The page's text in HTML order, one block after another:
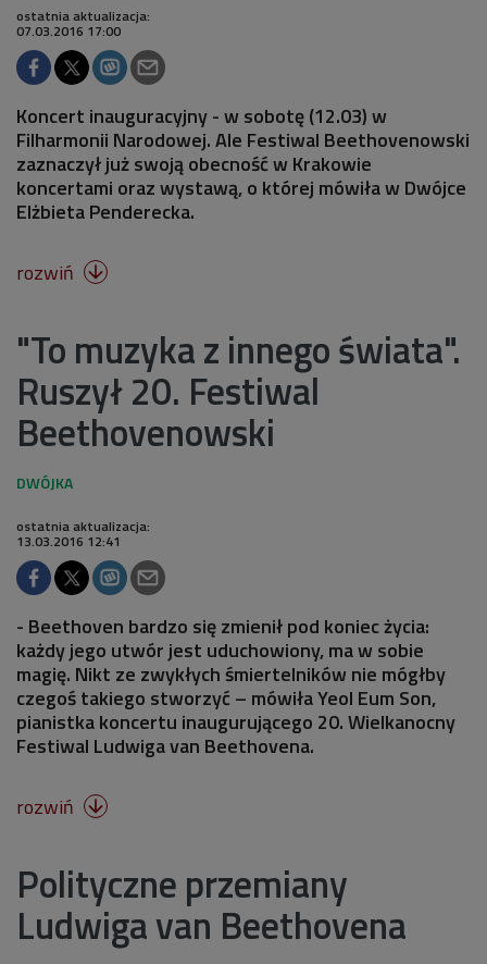
ostatnia aktualizacja:
07.03.2016 17:00
Koncert inauguracyjny - w sobotę (12.03) w
Filharmonii Narodowej. Ale Festiwal Beethovenowski
zaznaczył już swoją obecność w Krakowie
koncertami oraz wystawą, o której mówiła w Dwójce
Elżbieta Penderecka.
rozwiń 
"To muzyka z innego świata".
Ruszył 20. Festiwal
Beethovenowski
ostatnia aktualizacja:
13.03.2016 12:41
- Beethoven bardzo się zmienił pod koniec życia:
każdy jego utwór jest uduchowiony, ma w sobie
magię. Nikt ze zwykłych śmiertelników nie mógłby
czegoś takiego stworzyć – mówiła Yeol Eum Son,
pianistka koncertu inaugurującego 20. Wielkanocny
Festiwal Ludwiga van Beethovena.
rozwiń 
Polityczne przemiany
Ludwiga van Beethovena